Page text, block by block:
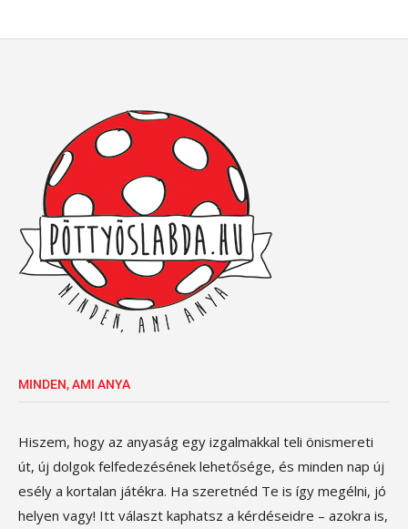
MINDEN, AMI ANYA
Hiszem, hogy az anyaság egy izgalmakkal teli önismereti
út, új dolgok felfedezésének lehetősége, és minden nap új
esély a kortalan játékra. Ha szeretnéd Te is így megélni, jó
helyen vagy! Itt választ kaphatsz a kérdéseidre – azokra is,